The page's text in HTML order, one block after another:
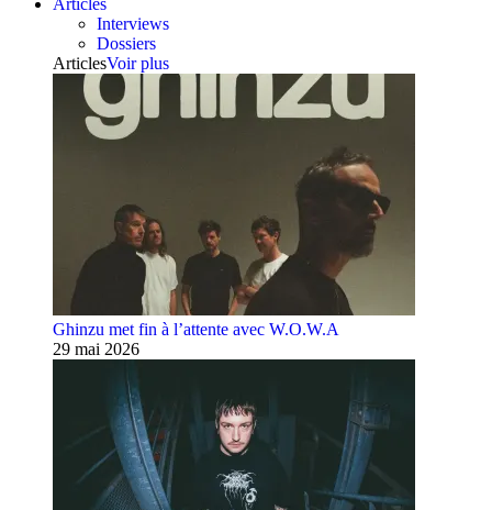
Articles
Interviews
Dossiers
ArticlesVoir plus
Ghinzu met fin à l’attente avec W.O.W.A
29 mai 2026